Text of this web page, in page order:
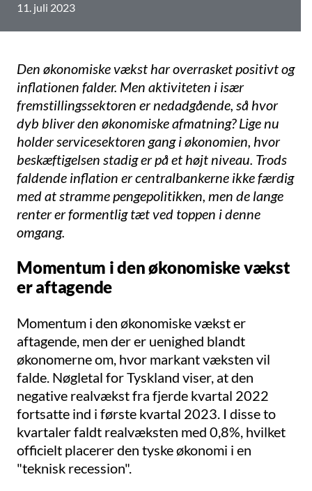
11. juli 2023
Den økonomiske vækst har overrasket positivt og
inflationen falder. Men aktiviteten i især
fremstillingssektoren er nedadgående, så hvor
dyb bliver den økonomiske afmatning? Lige nu
holder servicesektoren gang i økonomien, hvor
beskæftigelsen stadig er på et højt niveau. Trods
faldende inflation er centralbankerne ikke færdig
med at stramme pengepolitikken, men de lange
renter er formentlig tæt ved toppen i denne
omgang.
Momentum i den økonomiske vækst
er aftagende
Momentum i den økonomiske vækst er
aftagende, men der er uenighed blandt
økonomerne om, hvor markant væksten vil
falde. Nøgletal for Tyskland viser, at den
negative realvækst fra fjerde kvartal 2022
fortsatte ind i første kvartal 2023. I disse to
kvartaler faldt realvæksten med 0,8%, hvilket
officielt placerer den tyske økonomi i en
"teknisk recession".